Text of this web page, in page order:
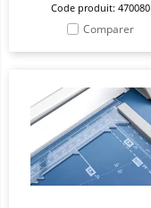
Code produit: 470080
Comparer